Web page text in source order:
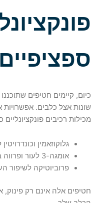
ספציפיים
כיום, קיימים חטיפים
שונות אצל כלבים. אפשרויות
מכילות רכיבים פונקציונליים
גלוקוזאמין
אומגה-3 לעור ופרווה בריאים.
פרוביוטיקה לשיפור
חטיפים אלה אינם רק